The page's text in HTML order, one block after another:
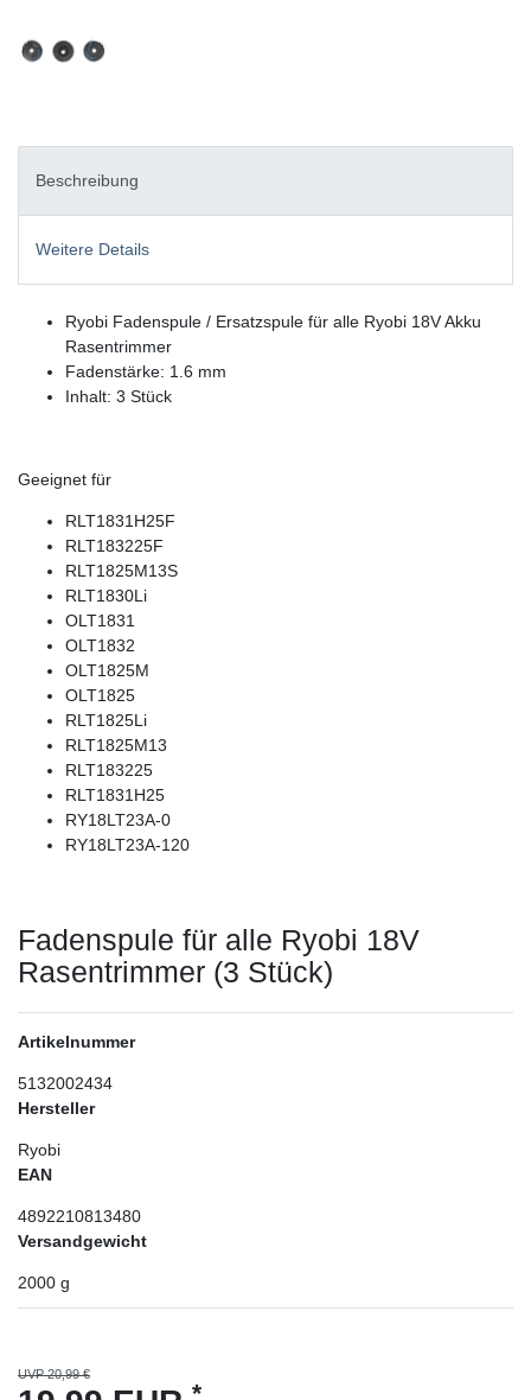
Beschreibung
Weitere Details
Ryobi Fadenspule / Ersatzspule für alle Ryobi 18V Akku
Rasentrimmer
Fadenstärke: 1.6 mm
Inhalt: 3 Stück
Geeignet für
RLT1831H25F
RLT183225F
RLT1825M13S
RLT1830Li
OLT1831
OLT1832
OLT1825M
OLT1825
RLT1825Li
RLT1825M13
RLT183225
RLT1831H25
RY18LT23A-0
RY18LT23A-120
Fadenspule für alle Ryobi 18V
Rasentrimmer (3 Stück)
Artikelnummer
5132002434
Hersteller
Ryobi
EAN
4892210813480
Versandgewicht
2000 g
UVP 20,99 €
*